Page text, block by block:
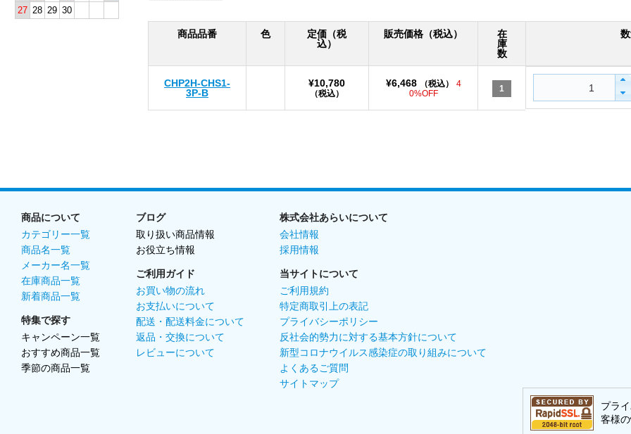
商品品番 色
定価（税
込）
販売価格（税込）
在
庫
数
CHP2H-CHS1-
3P-B
¥10,780
（税込）
¥6,468 （税込）
4
0%OFF
1
27 28 29 30
商品について
カテゴリー一覧
商品名一覧
メーカー名一覧
在庫商品一覧
新着商品一覧
特集で探す
キャンペーン一覧
おすすめ商品一覧
季節の商品一覧
ブログ
取り扱い商品情報
お役立ち情報
ご利用ガイド
お買い物の流れ
お支払いについて
配送・配送料金について
返品・交換について
レビューについて
株式会社あらいについて
会社情報
採用情報
当サイトについて
ご利用規約
特定商取引上の表記
プライバシーポリシー
反社会的勢力に対する基本方針について
新型コロナウイルス感染症の取り組みについて
よくあるご質問
サイトマップ
プラ
客様